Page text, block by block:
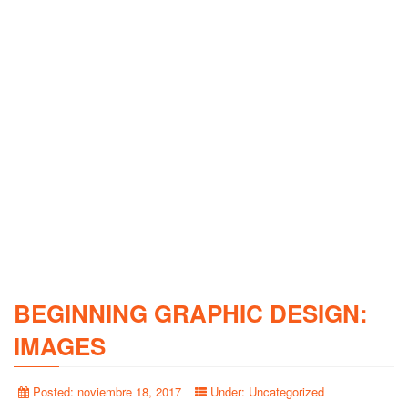
BEGINNING GRAPHIC DESIGN:
IMAGES
Posted: noviembre 18, 2017 Under: Uncategorized